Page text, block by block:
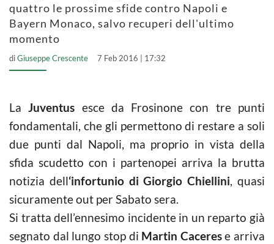
quattro le prossime sfide contro Napoli e
Bayern Monaco, salvo recuperi dell'ultimo
momento
diGiuseppe Crescente 7 Feb 2016 | 17:32
LaJuventus esce da Frosinone con tre punti
fondamentali, che gli permettono di restare a soli
due punti dal Napoli, ma proprio in vista della
sfida scudetto con i partenopei arriva la brutta
notizia dell‘infortunio di Giorgio Chiellini, quasi
sicuramente out per Sabato sera.
Si tratta dell’ennesimo incidente in un reparto già
segnato dal lungo stop di Martin Cacerese arriva